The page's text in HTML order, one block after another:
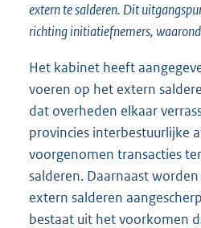
extern te salderen. Dit
richting initiatiefnemers,
Het kabinet heeft
voeren op het extern
dat overheden elkaar
provincies interbestuurlijke
voorgenomen transacties
salderen. Daarnaast
extern salderen
bestaat uit het voorkomen